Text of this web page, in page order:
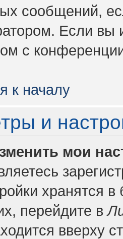
сообщений,
Если вы
с
к началу
и
мои
хранятся
перейдите в
вверху